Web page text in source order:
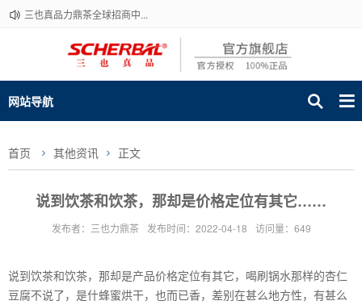
三也真品力鼎茶全球招商中...
网站导航
首页 其他资讯 正文
说到饮茶和饮茶，那却是价格定位有其它……
发布者：三也力鼎茶 发布时间：2022-04-18 访问量：649
说到饮茶和饮茶，那却是产品价格定位有其它，喝刷锅水那样的杏仁
豆腐不说了，是什蜂蜜烘干，也而已香，差别在甚么地方性，有甚么